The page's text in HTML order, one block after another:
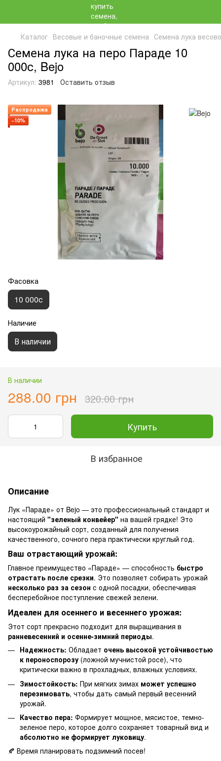
Каталог Весовые и баночные семена Семена лука
Семена лука на перо Параде 10
000с, Bejo
Артикул: 3981 Оставить отзыв
Распродажа
−10%
Фасовка
10 000с
Наличие
В наличии
В наличии
288.00 грн 320.00 грн
Купить
В избранное
Описание
Лук «Параде» от Bejo — это профессиональный стандарт и
настоящий "зеленый конвейер" на вашей грядке! Это
высокоурожайный сорт, созданный для получения
качественного, сочного пера практически круглый год.
Ваш отрастающий урожай:
Главное преимущество «Параде» — способность быстро
отрастать после срезки. Это позволяет собирать урожай
несколько раз за сезон с одной посадки, обеспечивая
бесперебойное поступление свежей зелени.
Идеален для осеннего и весеннего урожая:
Этот сорт прекрасно подходит для выращивания в
ранневесенний и осенне-зимний периоды.
Надежность: Обладает очень высокой устойчивостью
к пероноспорозу (ложной мучнистой росе), что
критически важно в прохладных, влажных условиях.
Зимостойкость: При мягких зимах может успешно
перезимовать, чтобы дать самый первый весенний
урожай.
Качество пера: Формирует мощное, мясистое, темно-
зеленое перо, которое долго сохраняет товарный вид и
абсолютно не формирует луковицу.
🍂 Время планировать подзимний посев!